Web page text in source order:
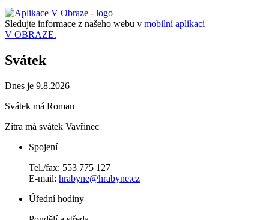
Sledujte informace z našeho webu v mobilní aplikaci –
V OBRAZE.
Svátek
Dnes je 9.8.2026
Svátek má Roman
Zítra má svátek Vavřinec
Spojení
Tel./fax: 553 775 127
E-mail: hrabyne@hrabyne.cz
Úřední hodiny